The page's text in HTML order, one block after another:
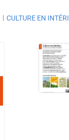
CULTURE EN